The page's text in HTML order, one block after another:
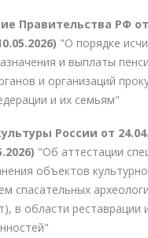
Правительства РФ от
"О порядке
и выплаты
и организаций
и их семьям"
России от
"Об аттестации
объектов
спасательных
в области реставрации